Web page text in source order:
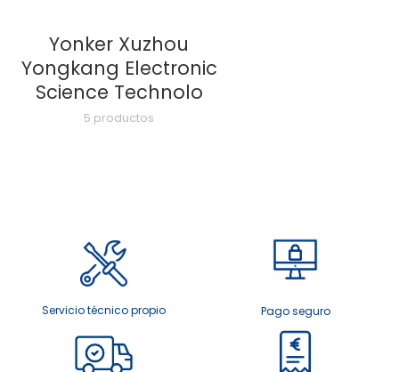
Yonker Xuzhou
Yongkang Electronic
Science Technolo
5 productos
Servicio técnico propio Pago seguro